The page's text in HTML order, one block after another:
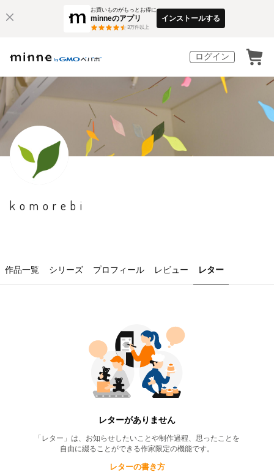
お買いものがもっとお得に
minneのアプリ
3万件以上
インストールする
ログイン
komorebi
作品一覧 シリーズ プロフィール レビュー レター
のレター一覧
レターがありません
「レター」は、お知らせしたいことや制作過程、思ったことを
自由に綴ることができる作家限定の機能です。
レターの書き方